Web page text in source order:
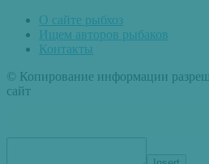
О сайте рыбхоз
Ищем авторов рыбаков
Контакты
© Копирование информации
сайт